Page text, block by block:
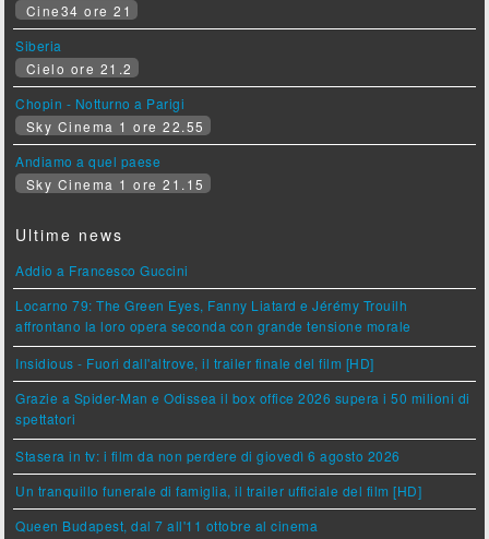
Cine34 ore 21
Siberia
Cielo ore 21.2
Chopin - Notturno a Parigi
Sky Cinema 1 ore 22.55
Andiamo a quel paese
Sky Cinema 1 ore 21.15
Ultime news
Addio a Francesco Guccini
Locarno 79: The Green Eyes, Fanny Liatard e Jérémy Trouilh
affrontano la loro opera seconda con grande tensione morale
Insidious - Fuori dall'altrove, il trailer finale del film [HD]
Grazie a Spider-Man e Odissea il box office 2026 supera i 50 milioni di
spettatori
Stasera in tv: i film da non perdere di giovedì 6 agosto 2026
Un tranquillo funerale di famiglia, il trailer ufficiale del film [HD]
Queen Budapest, dal 7 all'11 ottobre al cinema